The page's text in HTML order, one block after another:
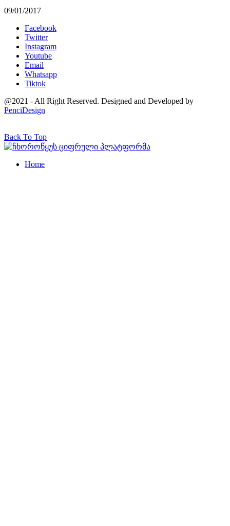
09/01/2017
Facebook
Twitter
Instagram
Youtube
Email
Whatsapp
Tiktok
@2021 - All Right Reserved. Designed and Developed by
PenciDesign
Back To Top
Home